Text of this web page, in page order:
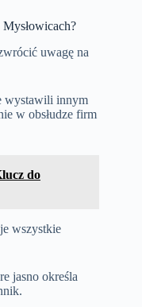
uwagę na
wystawili innym
w obsłudze firm
do
wszystkie
jasno określa